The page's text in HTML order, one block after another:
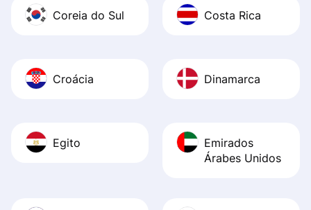
Coreia do Sul Costa Rica
Croácia Dinamarca
Egito
Emirados
Árabes Unidos